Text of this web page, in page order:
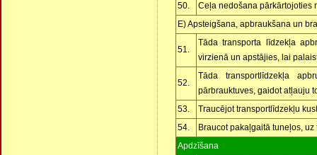
50.
Ceļa nedošana pārkārtojoties
E) Apsteigšana, apbraukšana un
51.
Tāda transporta līdzekļa
virzienā un apstājies, lai
52.
Tāda transportlīdzekļa
pārbrauktuves, gaidot atļauju
53.
Traucējot transportlīdzekļu
54.
Braucot pakaļgaitā tuneļos,
Apdzīšana